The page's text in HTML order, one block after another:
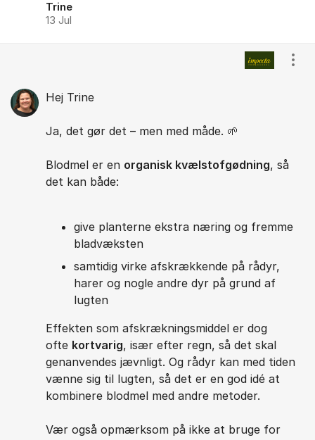
Trine
13 Jul
Hej Trine
Ja, det gør det – men med måde. 🌱
Blodmel er en organisk kvælstofgødning, så
det kan både:
give planterne ekstra næring og fremme
bladvæksten
samtidig virke afskrækkende på rådyr,
harer og nogle andre dyr på grund af
lugten
Effekten som afskrækningsmiddel er dog
ofte kortvarig, især efter regn, så det skal
genanvendes jævnligt. Og rådyr kan med tiden
vænne sig til lugten, så det er en god idé at
kombinere blodmel med andre metoder.
Vær også opmærksom på ikke at bruge for
Vis/